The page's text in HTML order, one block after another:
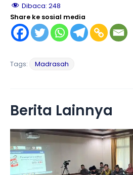
Dibaca: 248
Share ke sosial media
Tags: Madrasah
Berita Lainnya